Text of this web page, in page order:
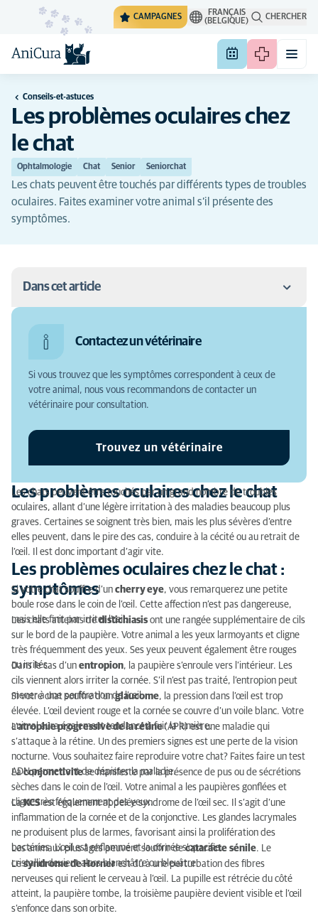
CAMPAGNES
FRANÇAIS
(BELGIQUE)
CHERCHER
Conseils-et-astuces
Les problèmes oculaires chez
le chat
Ophtalmologie Chat Senior Seniorchat
Les chats peuvent être touchés par différents types de troubles
oculaires. Faites examiner votre animal s’il présente des
symptômes.
Dans cet article
Les problèmes oculaires chez le chat : causes
Pourquoi consulter un vétérinaire si votre chat
souffre d’un problème oculaire ?
Les problèmes oculaires chez le chat : traitement
Contactez un vétérinaire
Si vous trouvez que les symptômes correspondent à ceux de
votre animal, nous vous recommandons de contacter un
vétérinaire pour consultation.
Trouvez un vétérinaire
Les problèmes oculaires chez le chat
Les chats peuvent être touchés par un grand nombre de troubles
oculaires, allant d’une légère irritation à des maladies beaucoup plus
graves. Certaines se soignent très bien, mais les plus sévères d’entre
elles peuvent, dans le pire des cas, conduire à la cécité ou au retrait de
l’œil. Il est donc important d’agir vite.
Les problèmes oculaires chez le chat :
symptômes
Si votre chat souffre d’un cherry eye, vous remarquerez une petite
boule rose dans le coin de l’œil. Cette affection n’est pas dangereuse,
mais elle finit par irriter l’œil.
Les chats atteints dedistichiasis ont une rangée supplémentaire de cils
sur le bord de la paupière. Votre animal a les yeux larmoyants et cligne
très fréquemment des yeux. Ses yeux peuvent également être rouges
ou irrités.
Dans le cas d’un entropion, la paupière s’enroule vers l’intérieur. Les
cils viennent alors irriter la cornée. S’il n’est pas traité, l’entropion peut
mener à une perforation de l’œil.
Si votre chat souffre d’unglaucome, la pression dans l’œil est trop
élevée. L’œil devient rouge et la cornée se couvre d’un voile blanc. Votre
animal aura également tendance à fuir la lumière.
L’atrophie progressive de la rétine(APR) est une maladie qui
s’attaque à la rétine. Un des premiers signes est une perte de la vision
nocturne. Vous souhaitez faire reproduire votre chat? Faites faire un test
ADN permettant de dépister la maladie.
Laconjonctivitese manifeste par la présence de pus ou de sécrétions
sèches dans le coin de l’œil. Votre animal a les paupières gonflées et
cligne très fréquemment des yeux.
LaKCSest également appelée syndrome de l’œil sec. Il s’agit d’une
inflammation de la cornée et de la conjonctive. Les glandes lacrymales
ne produisent plus de larmes, favorisant ainsi la prolifération des
bactéries. L’œil est enflammé et la cornée s’opacifie.
Les animaux plus âgés peuvent souffrir decataracte sénile. Le
cristallin devient alors blanchâtre ou bleuâtre.
Lesyndrome de Hornerest dû à une perturbation des fibres
nerveuses qui relient le cerveau à l’œil. La pupille est rétrécie du côté
atteint, la paupière tombe, la troisième paupière devient visible et l’œil
s’enfonce dans son orbite.